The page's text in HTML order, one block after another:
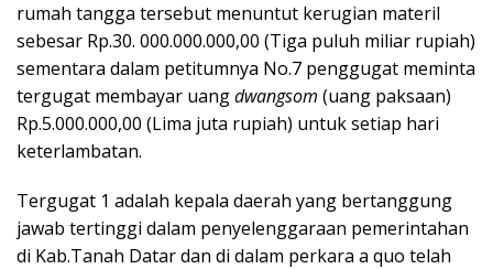
rumah tangga tersebut menuntut kerugian materil
sebesar Rp.30. 000.000.000,00 (Tiga puluh miliar rupiah)
sementara dalam petitumnya No.7 penggugat meminta
tergugat membayar uangdwangsom (uang paksaan)
Rp.5.000.000,00 (Lima juta rupiah) untuk setiap hari
keterlambatan.
Tergugat 1 adalah kepala daerah yang bertanggung
jawab tertinggi dalam penyelenggaraan pemerintahan
di Kab.Tanah Datar dan di dalam perkara a quo telah